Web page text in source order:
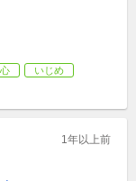
いじめ
1年以上前